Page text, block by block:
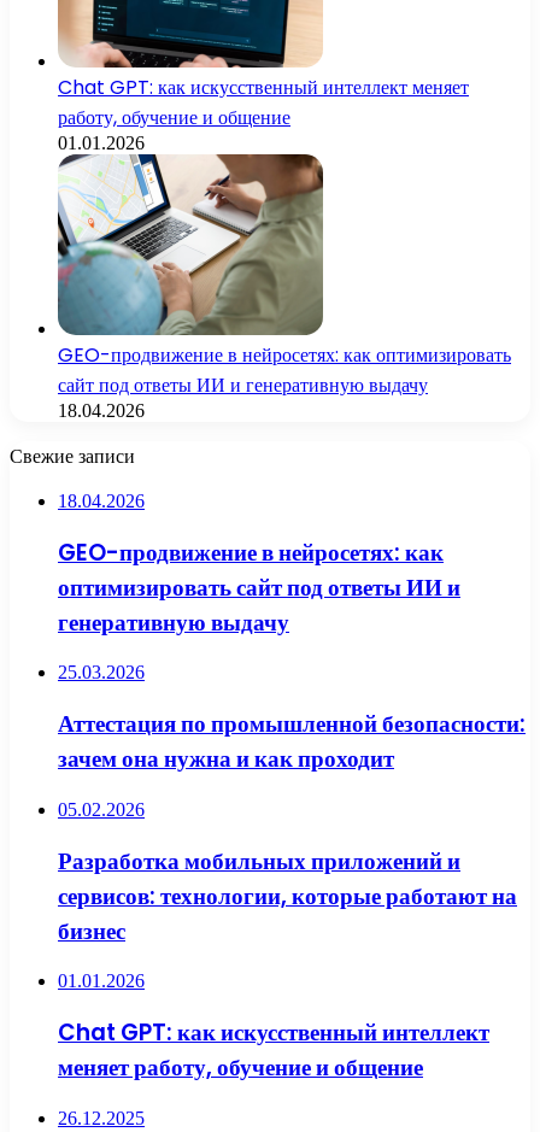
Chat GPT: как искусственный интеллект меняет
работу, обучение и общение
01.01.2026
GEO-продвижение в нейросетях: как оптимизировать
сайт под ответы ИИ и генеративную выдачу
18.04.2026
Свежие записи
18.04.2026
GEO-продвижение в нейросетях: как
оптимизировать сайт под ответы ИИ и
генеративную выдачу
25.03.2026
Аттестация по промышленной безопасности:
зачем она нужна и как проходит
05.02.2026
Разработка мобильных приложений и
сервисов: технологии, которые работают на
бизнес
01.01.2026
Chat GPT: как искусственный интеллект
меняет работу, обучение и общение
26.12.2025